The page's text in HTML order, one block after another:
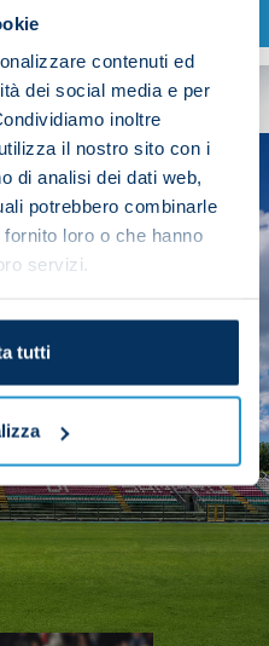
contenuti ed
dei social media e per
inoltre
il nostro sito con i
di analisi dei dati web,
potrebbero combinarle
loro o che hanno
servizi.
tutti
JOURNEY